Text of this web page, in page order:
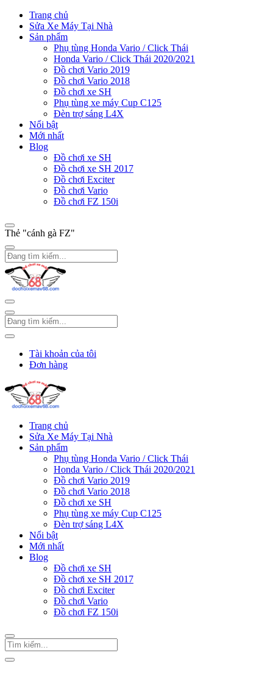
Trang chủ
Sửa Xe Máy Tại Nhà
Sản phẩm
Phụ tùng Honda Vario / Click Thái
Honda Vario / Click Thái 2020/2021
Đồ chơi Vario 2019
Đồ chơi Vario 2018
Đồ chơi xe SH
Phụ tùng xe máy Cup C125
Đèn trợ sáng L4X
Nổi bật
Mới nhất
Blog
Đồ chơi xe SH
Đồ chơi xe SH 2017
Đồ chơi Exciter
Đồ chơi Vario
Đồ chơi FZ 150i
Thẻ "cánh gà FZ"
Tài khoản của tôi
Đơn hàng
Trang chủ
Sửa Xe Máy Tại Nhà
Sản phẩm
Phụ tùng Honda Vario / Click Thái
Honda Vario / Click Thái 2020/2021
Đồ chơi Vario 2019
Đồ chơi Vario 2018
Đồ chơi xe SH
Phụ tùng xe máy Cup C125
Đèn trợ sáng L4X
Nổi bật
Mới nhất
Blog
Đồ chơi xe SH
Đồ chơi xe SH 2017
Đồ chơi Exciter
Đồ chơi Vario
Đồ chơi FZ 150i